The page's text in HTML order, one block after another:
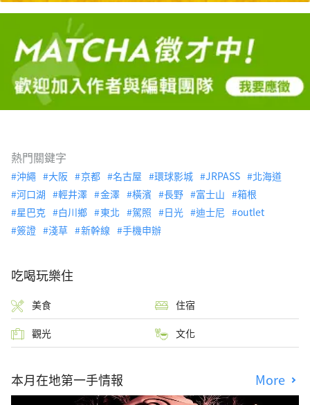
熱門關鍵字
沖繩 大阪 京都 名古屋 環球影城 JRPASS
北海道
河口湖
輕井澤 金澤 橫濱 長野 富士山
箱根
星巴克
白川鄉 東北 駕照 日光 迪士尼
outlet
簽證
淺草 新幹線 手機申辦
吃喝玩樂住
美食 住宿
觀光 文化
本月在地第一手情報 More